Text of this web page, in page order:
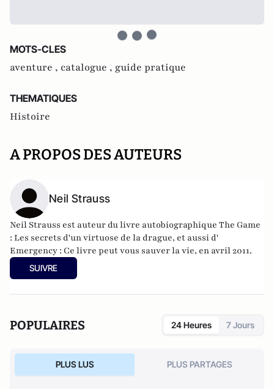
MOTS-CLES
aventure , catalogue , guide pratique
THEMATIQUES
Histoire
A PROPOS DES AUTEURS
Neil Strauss
Neil Strauss est auteur du livre autobiographique The Game
: Les secrets d'un virtuose de la drague, et aussi d'
Emergency : Ce livre peut vous sauver la vie, en avril 2011.
SUIVRE
POPULAIRES 24 Heures 7 Jours
PLUS LUS PLUS PARTAGES